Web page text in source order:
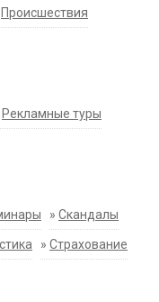
Происшествия
Рекламные туры
» Скандалы
» Страхование